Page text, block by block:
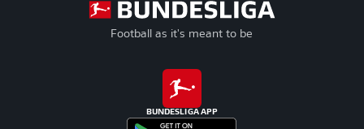
Football as it's meant to be
BUNDESLIGA APP